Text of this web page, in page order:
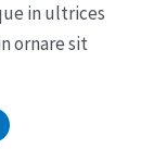
in ultrices
ornare sit